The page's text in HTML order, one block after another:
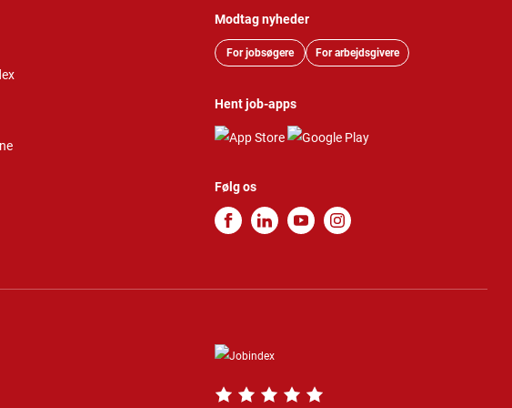
Modtag nyheder
For jobsøgere For arbejdsgivere
Hent job-apps
Følg os